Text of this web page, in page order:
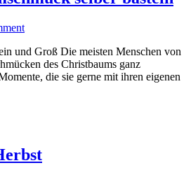
und Groß Die meisten Menschen von
des Christbaums ganz
die sie gerne mit ihren eigenen